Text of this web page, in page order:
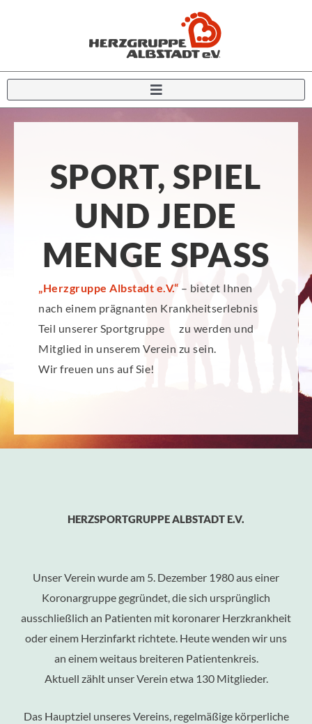
SPORT, SPIEL
UND JEDE
MENGE SPASS
„Herzgruppe Albstadt e.V.“ – bietet Ihnen
nach einem prägnanten Krankheitserlebnis
Teil unserer Sportgruppe zu werden und
Mitglied in unserem Verein zu sein.
Wir freuen uns auf Sie!
HERZSPORTGRUPPE ALBSTADT E.V.
Unser Verein wurde am 5. Dezember 1980 aus einer
Koronargruppe gegründet, die sich ursprünglich
ausschließlich an Patienten mit koronarer Herzkrankheit
oder einem Herzinfarkt richtete. Heute wenden wir uns
an einem weitaus breiteren Patientenkreis.
Aktuell zählt unser Verein etwa 130 Mitglieder.
Das Hauptziel unseres Vereins, regelmäßige körperliche